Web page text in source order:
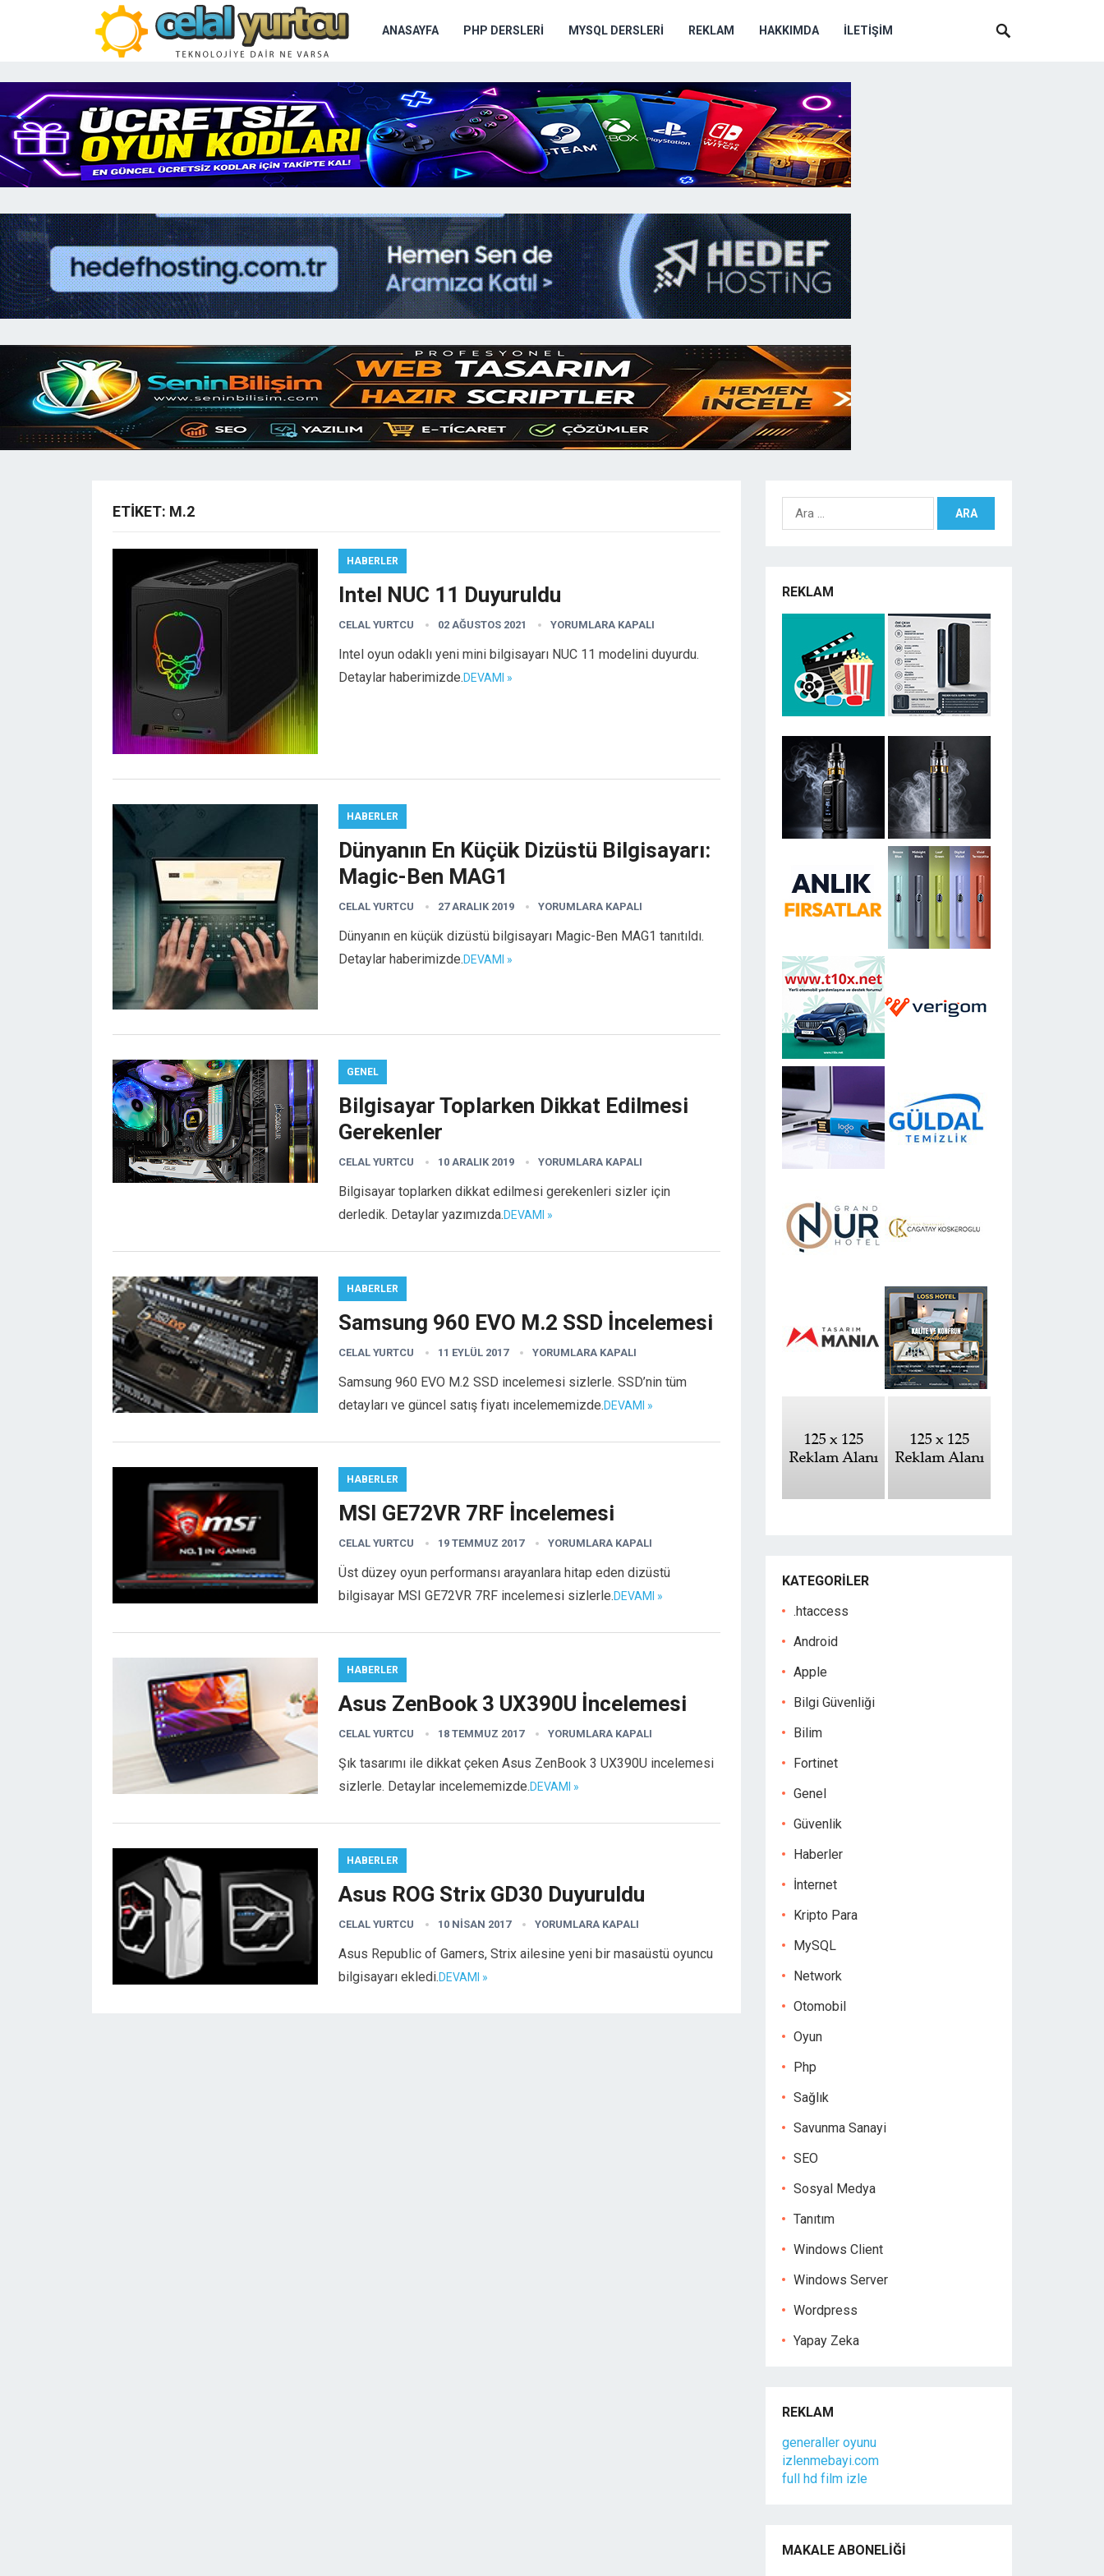
ANASAYFA PHP DERSLERI MYSQL DERSLERI REKLAM HAKKIMDA İLETIŞIM
ETIKET: M.2
HABERLER
Intel NUC 11 Duyuruldu
CELAL YURTCU 02 AĞUSTOS 2021 YORUMLARA KAPALI
Intel oyun odaklı yeni mini bilgisayarı NUC 11 modelini duyurdu.
Detaylar haberimizde.DEVAMI »
HABERLER
Dünyanın En Küçük Dizüstü Bilgisayarı:
Magic-Ben MAG1
CELAL YURTCU 27 ARALIK 2019 YORUMLARA KAPALI
Dünyanın en küçük dizüstü bilgisayarı Magic-Ben MAG1 tanıtıldı.
Detaylar haberimizde.DEVAMI »
GENEL
Bilgisayar Toplarken Dikkat Edilmesi
Gerekenler
CELAL YURTCU 10 ARALIK 2019 YORUMLARA KAPALI
Bilgisayar toplarken dikkat edilmesi gerekenleri sizler için
derledik. Detaylar yazımızda.DEVAMI »
HABERLER
Samsung 960 EVO M.2 SSD İncelemesi
CELAL YURTCU 11 EYLÜL 2017 YORUMLARA KAPALI
Samsung 960 EVO M.2 SSD incelemesi sizlerle. SSD’nin tüm
detayları ve güncel satış fiyatı incelememizde.DEVAMI »
HABERLER
MSI GE72VR 7RF İncelemesi
CELAL YURTCU 19 TEMMUZ 2017 YORUMLARA KAPALI
Üst düzey oyun performansı arayanlara hitap eden dizüstü
bilgisayar MSI GE72VR 7RF incelemesi sizlerle.DEVAMI »
HABERLER
Asus ZenBook 3 UX390U İncelemesi
CELAL YURTCU 18 TEMMUZ 2017 YORUMLARA KAPALI
Şık tasarımı ile dikkat çeken Asus ZenBook 3 UX390U incelemesi
sizlerle. Detaylar incelememizde.DEVAMI »
HABERLER
Asus ROG Strix GD30 Duyuruldu
CELAL YURTCU 10 NISAN 2017 YORUMLARA KAPALI
Asus Republic of Gamers, Strix ailesine yeni bir masaüstü oyuncu
bilgisayarı ekledi.DEVAMI »
Arama:
REKLAM
KATEGORILER
.htaccess
Android
Apple
Bilgi Güvenliği
Bilim
Fortinet
Genel
Güvenlik
Haberler
İnternet
Kripto Para
MySQL
Network
Otomobil
Oyun
Php
Sağlık
Savunma Sanayi
SEO
Sosyal Medya
Tanıtım
Windows Client
Windows Server
Wordpress
Yapay Zeka
REKLAM
generaller oyunu
izlenmebayi.com
full hd film izle
MAKALE ABONELIĞI